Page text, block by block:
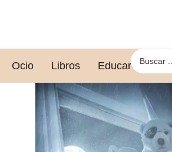
Ocio Libros Educar leyendo